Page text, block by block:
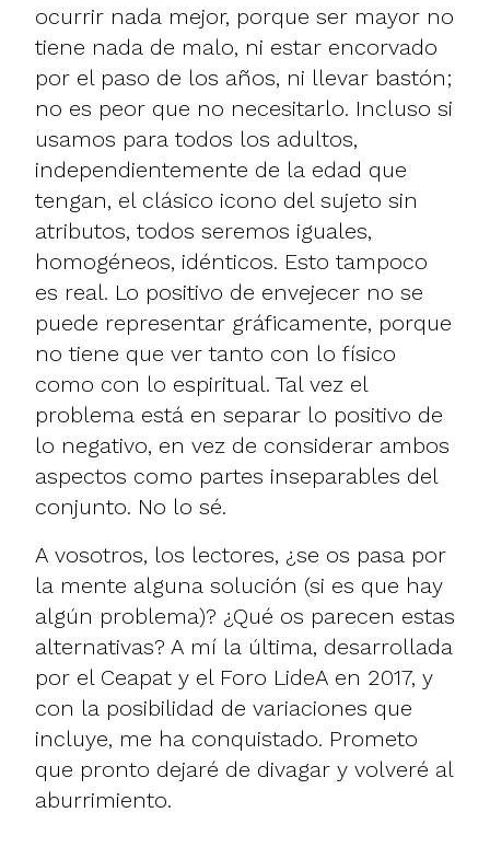
ocurrir nada mejor, porque ser mayor no
tiene nada de malo, ni estar encorvado
por el paso de los años, ni llevar bastón;
no es peor que no necesitarlo. Incluso si
usamos para todos los adultos,
independientemente de la edad que
tengan, el clásico icono del sujeto sin
atributos, todos seremos iguales,
homogéneos, idénticos. Esto tampoco
es real. Lo positivo de envejecer no se
puede representar gráficamente, porque
no tiene que ver tanto con lo físico
como con lo espiritual. Tal vez el
problema está en separar lo positivo de
lo negativo, en vez de considerar ambos
aspectos como partes inseparables del
conjunto. No lo sé.
A vosotros, los lectores, ¿se os pasa por
la mente alguna solución (si es que hay
algún problema)? ¿Qué os parecen estas
alternativas? A mí la última, desarrollada
por el Ceapat y el Foro LideA en 2017, y
con la posibilidad de variaciones que
incluye, me ha conquistado. Prometo
que pronto dejaré de divagar y volveré al
aburrimiento.